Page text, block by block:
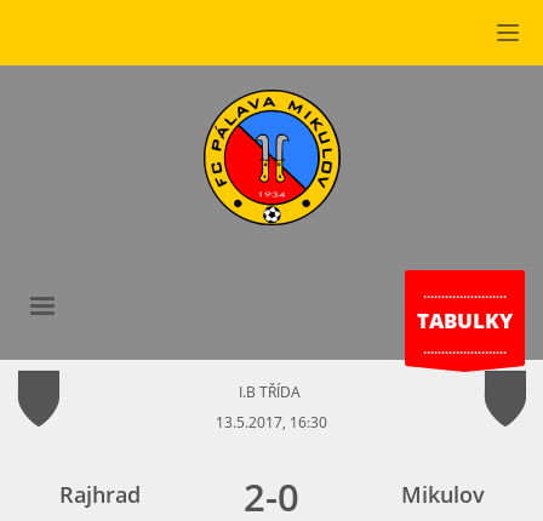
.......................
TABULKY
.......................
I.B TŘÍDA
13.5.2017, 16:30
Rajhrad 2-0 Mikulov